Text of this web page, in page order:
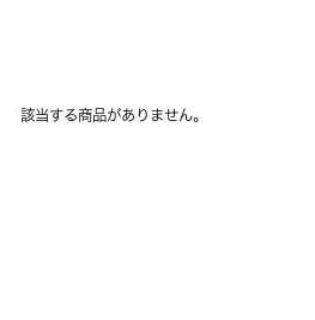
該当する商品がありません。